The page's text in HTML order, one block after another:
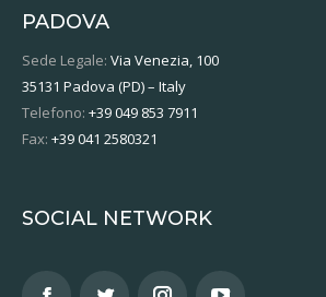
PADOVA
Sede Legale: Via Venezia, 100
35131 Padova (PD) – Italy
Telefono: +39 049 853 7911
Fax: +39 041 2580321
SOCIAL NETWORK